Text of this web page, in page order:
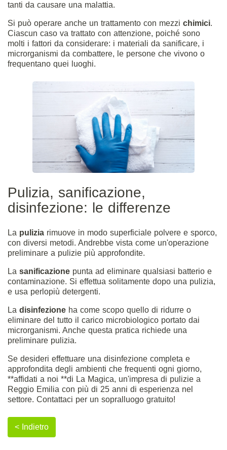
tanti da causare una malattia.
Si può operare anche un trattamento con mezzi chimici.
Ciascun caso va trattato con attenzione, poiché sono
molti i fattori da considerare: i materiali da sanificare, i
microrganismi da combattere, le persone che vivono o
frequentano quei luoghi.
Pulizia, sanificazione,
disinfezione: le differenze
La pulizia rimuove in modo superficiale polvere e sporco,
con diversi metodi. Andrebbe vista come un'operazione
preliminare a pulizie più approfondite.
La sanificazione punta ad eliminare qualsiasi batterio e
contaminazione. Si effettua solitamente dopo una pulizia,
e usa perlopiù detergenti.
La disinfezione ha come scopo quello di ridurre o
eliminare del tutto il carico microbiologico portato dai
microrganismi. Anche questa pratica richiede una
preliminare pulizia.
Se desideri effettuare una disinfezione completa e
approfondita degli ambienti che frequenti ogni giorno,
**affidati a noi **di La Magica, un'impresa di pulizie a
Reggio Emilia con più di 25 anni di esperienza nel
settore. Contattaci per un sopralluogo gratuito!
< Indietro